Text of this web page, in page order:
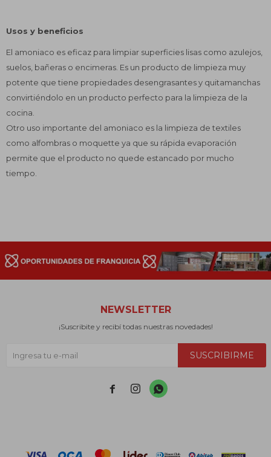
Usos y beneficios
El amoniaco es eficaz para limpiar superficies lisas como azulejos,
suelos, bañeras o encimeras. Es un producto de limpieza muy
potente que tiene propiedades desengrasantes y quitamanchas
convirtiéndolo en un producto perfecto para la limpieza de la
cocina.
Otro uso importante del amoniaco es la limpieza de textiles
como alfombras o moquette ya que su rápida evaporación
permite que el producto no quede estancado por mucho
tiempo.
NEWSLETTER
¡Suscribite y recibí todas nuestras novedades!
SUSCRIBIRME
  